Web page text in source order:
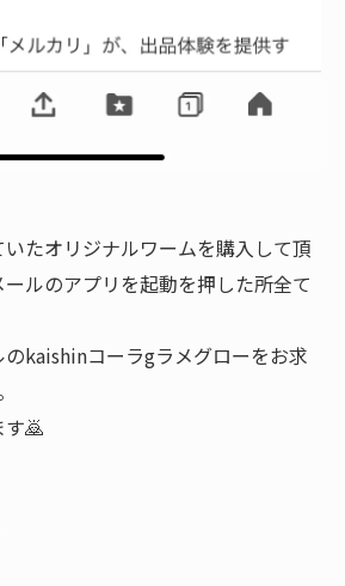
たオリジナルワームを購入して頂
ルのアプリを起動を押した所全て
kaishinコーラgラメグローをお求
🙇